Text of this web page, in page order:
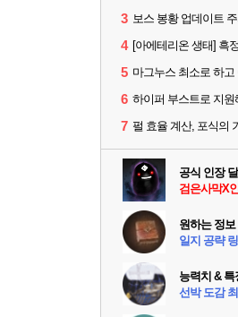
3 보스 봉황 업데이트
4
5 마그누스 최소로 하고
6 하이퍼 부스트로 지원
7
공식 인장
검은사막X
원하는 정
일지 공략
능력치 & 특
선박 도감